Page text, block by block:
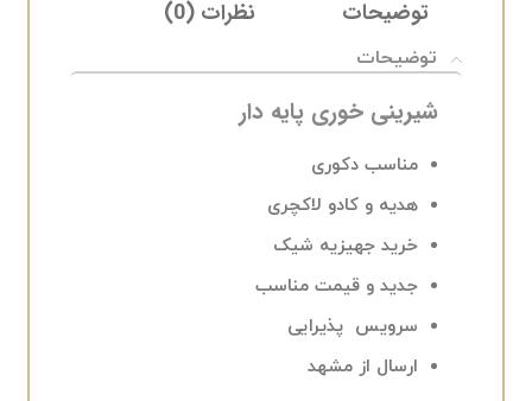
توضیحات نظرات (0)
توضیحات
شیرینی خوری پایه دار
مناسب دکوری
هدیه و کادو لاکچری
خرید جهیزیه شیک
جدید و قیمت مناسب
سرویس پذیرایی
ارسال از مشهد